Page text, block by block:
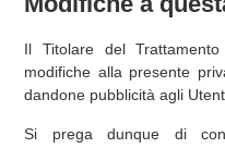
Il Titolare del
modifiche alla presente
dandone pubblicità agli
Si prega dunque di